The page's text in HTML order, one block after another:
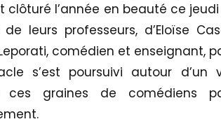
clôturé l’année en beauté ce
leurs professeurs, d’Eloïse
comédien et enseignant,
s’est poursuivi autour d’un
ces graines de comédiens